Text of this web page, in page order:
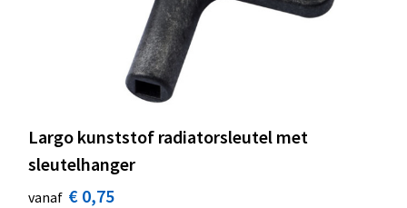
Largo kunststof radiatorsleutel met
sleutelhanger
vanaf € 0,75